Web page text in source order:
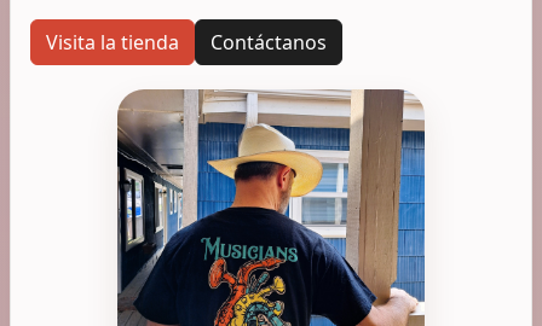
Visita la tienda Contáctanos